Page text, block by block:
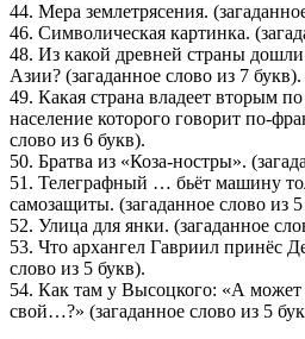
44. Мера землетрясения.
46. Символическая картинка.
48. Из какой древней страны
Азии? (загаданное слово из 7 букв).
49. Какая страна владеет вторым
население которого говорит по-
слово из 6 букв).
50. Братва из «Коза-ностры».
51. Телеграфный … бьёт машину
самозащиты. (загаданное слово из
52. Улица для янки. (загаданное
53. Что архангел Гавриил принёс
слово из 5 букв).
54. Как там у Высоцкого: «А может
свой…?» (загаданное слово из 5